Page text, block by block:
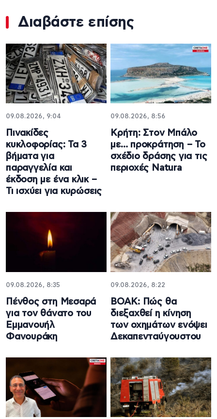
Διαβάστε επίσης
09.08.2026, 9:04
Πινακίδες
κυκλοφορίας: Τα 3
βήματα για
παραγγελία και
έκδοση με ένα κλικ –
Τι ισχύει για κυρώσεις
09.08.2026, 8:56
Κρήτη: Στον Μπάλο
με… προκράτηση – Το
σχέδιο δράσης για τις
περιοχές Natura
09.08.2026, 8:35
Πένθος στη Μεσαρά
για τον θάνατο του
Εμμανουήλ
Φανουράκη
09.08.2026, 8:22
ΒΟΑΚ: Πώς θα
διεξαχθεί η κίνηση
των οχημάτων ενόψει
Δεκαπενταύγουστου